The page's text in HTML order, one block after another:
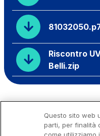
Riscontro
Belli.zip
Questo sito web
parti, per finalità